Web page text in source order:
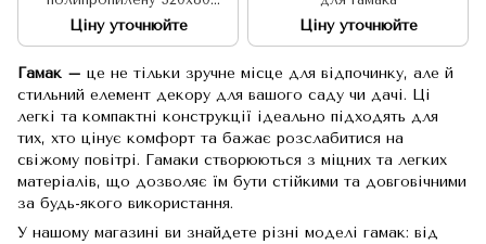
Красная
Ціну уточнюйте Ціну уточнюйте
Гамак – це не тільки зручне місце для відпочинку, але й
стильний елемент декору для вашого саду чи дачі. Ці
легкі та компактні конструкції ідеально підходять для
тих, хто цінує комфорт та бажає розслабитися на
свіжому повітрі. Гамаки створюються з міцних та легких
матеріалів, що дозволяє їм бути стійкими та довговічними
за будь-якого використання.
У нашому магазині ви знайдете різні моделі гамак: від